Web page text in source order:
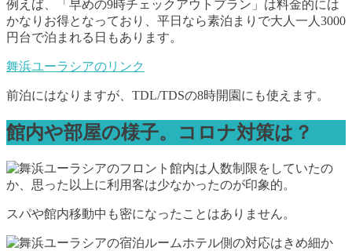
例えば、「早めの9時チェックアウトプラン」は料金的には
かなりお得となっており、平日なら素泊まりで大人一人3000
円台で泊まれる日もあります。
舞浜ユーラシアのリンク
前泊にはなりますが、TDL/TDSの8時開園にも使えます。
館内や部屋の様子。コロナ対策は？
館内は人数制限をしていたの
か、思った以上に利用客は少なかったのが印象的。
スパや館内移動中も密になったことはありません。
ホテル側の対応はきめ細か